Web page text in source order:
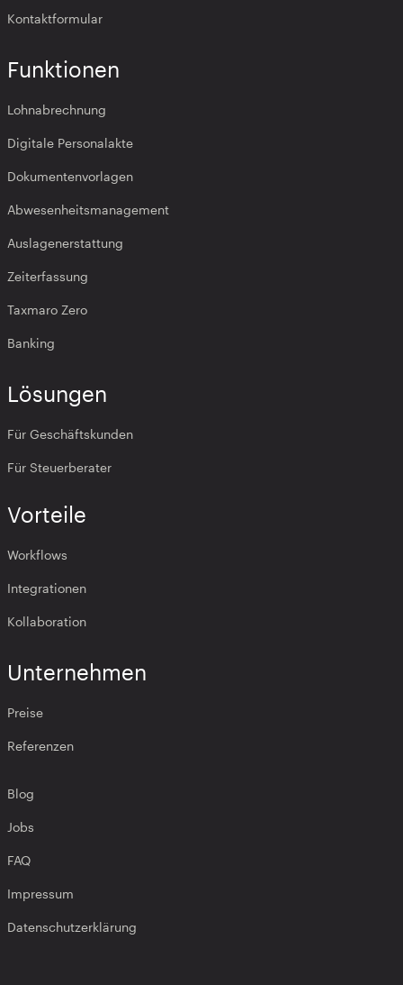
Kontaktformular
Funktionen
Lohnabrechnung
Digitale Personalakte
Dokumentenvorlagen
Abwesenheitsmanagement
Auslagenerstattung
Zeiterfassung
Taxmaro Zero
Banking
Lösungen
Für Geschäftskunden
Für Steuerberater
Vorteile
Workflows
Integrationen
Kollaboration
Unternehmen
Preise
Referenzen
Blog
Jobs
FAQ
Impressum
Datenschutzerklärung